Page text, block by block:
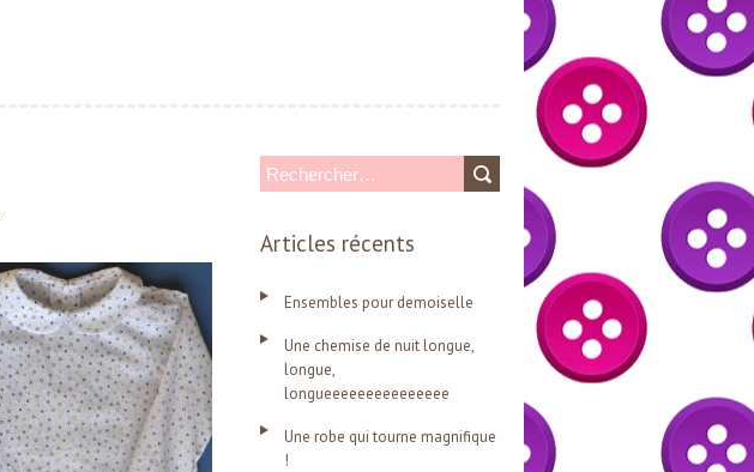
c
h
Articles récents
Ensembles pour demoiselle
Une chemise de nuit longue,
longue,
longueeeeeeeeeeeeeee
Une robe qui tourne magnifique
!